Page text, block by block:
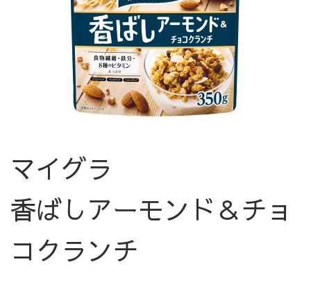
マイグラ
香ばしアーモンド＆チョ
コクランチ